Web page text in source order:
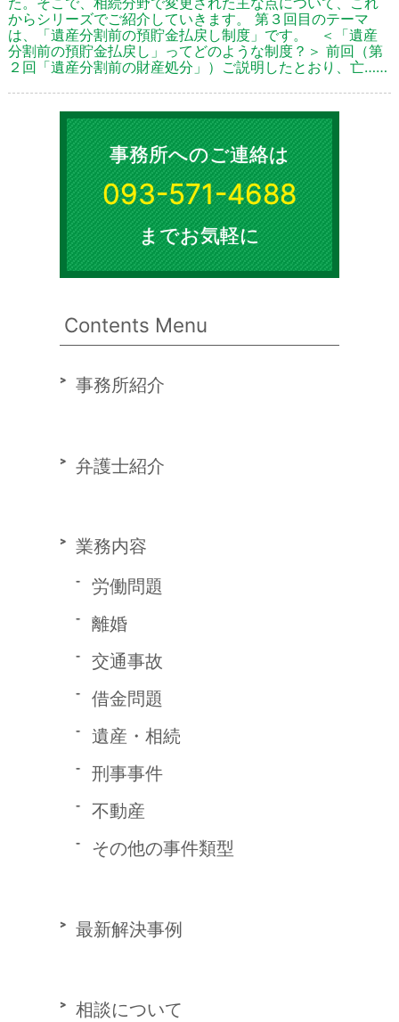
からシリーズでご紹介していきます。 第３回目のテーマ
は、「遺産分割前の預貯金払戻し制度」です。 ＜「遺産
分割前の預貯金払戻し」ってどのような制度？＞ 前回（第
２回「遺産分割前の財産処分」）ご説明したとおり、亡……
事務所へのご連絡は
093-571-4688
までお気軽に
Contents Menu
事務所紹介
弁護士紹介
業務内容
労働問題
離婚
交通事故
借金問題
遺産・相続
刑事事件
不動産
その他の事件類型
最新解決事例
相談について